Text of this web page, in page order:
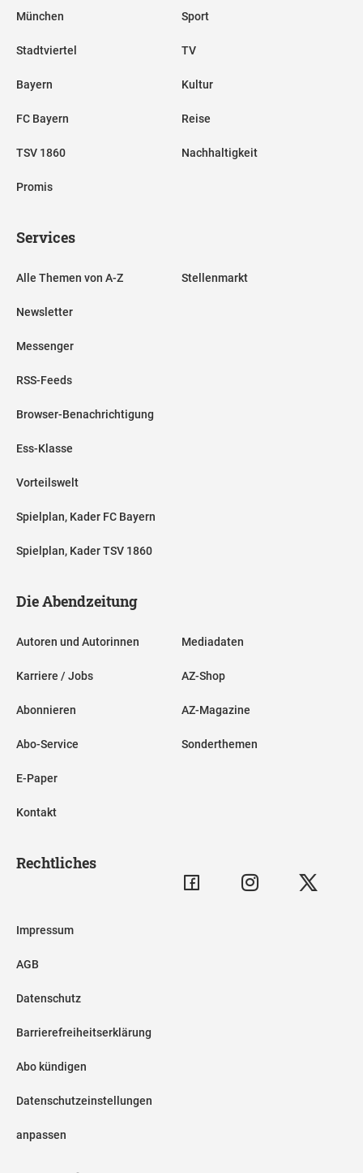
München
Stadtviertel
Bayern
FC Bayern
TSV 1860
Promis
Sport
TV
Kultur
Reise
Nachhaltigkeit
Services
Alle Themen von A-Z
Newsletter
Messenger
RSS-Feeds
Browser-Benachrichtigung
Ess-Klasse
Vorteilswelt
Spielplan, Kader FC Bayern
Spielplan, Kader TSV 1860
Stellenmarkt
Die Abendzeitung
Autoren und Autorinnen
Karriere / Jobs
Abonnieren
Abo-Service
E-Paper
Kontakt
Mediadaten
AZ-Shop
AZ-Magazine
Sonderthemen
Rechtliches
Impressum
AGB
Datenschutz
Barrierefreiheitserklärung
Abo kündigen
Datenschutzeinstellungen
anpassen